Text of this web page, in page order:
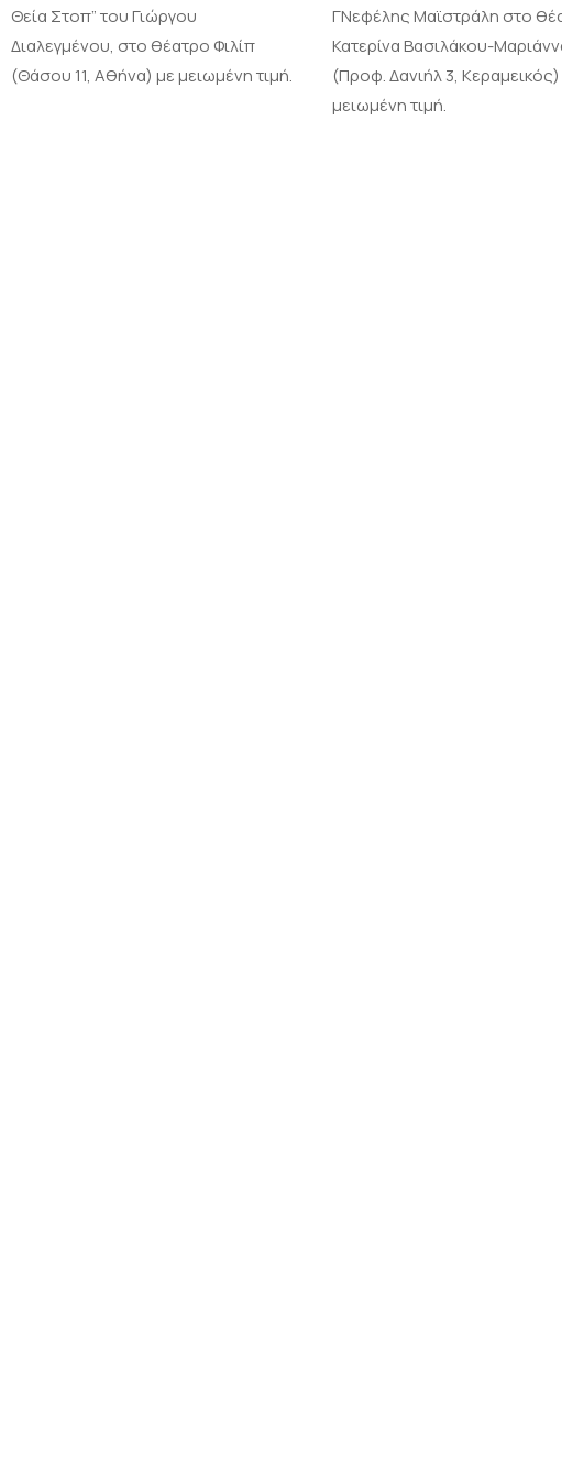
Θεία Στοπ” του Γιώργου
Διαλεγμένου, στο θέατρο Φιλίπ
(Θάσου 11, Αθήνα) με μειωμένη τιμή.
ΓΝεφέλης Μαϊστράλη στο
Κατερίνα Βασιλάκου-
(Προφ. Δανιήλ 3,
μειωμένη τιμή.